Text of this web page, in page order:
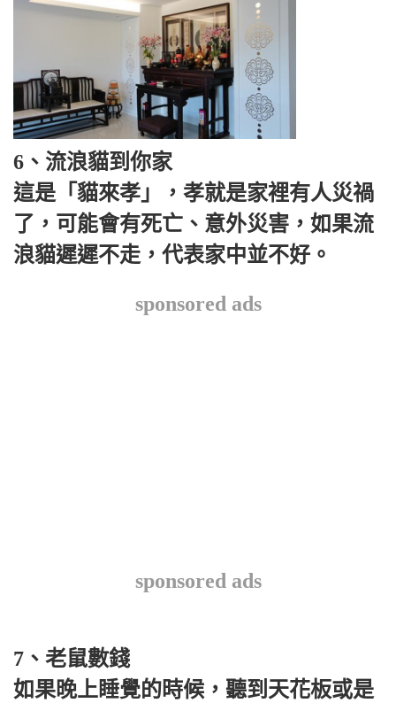
6、流浪貓到你家
這是「貓來孝」，孝就是家裡有人災禍
了，可能會有死亡、意外災害，如果流
浪貓遲遲不走，代表家中並不好。
sponsored ads
sponsored ads
7、老鼠數錢
如果晚上睡覺的時候，聽到天花板或是